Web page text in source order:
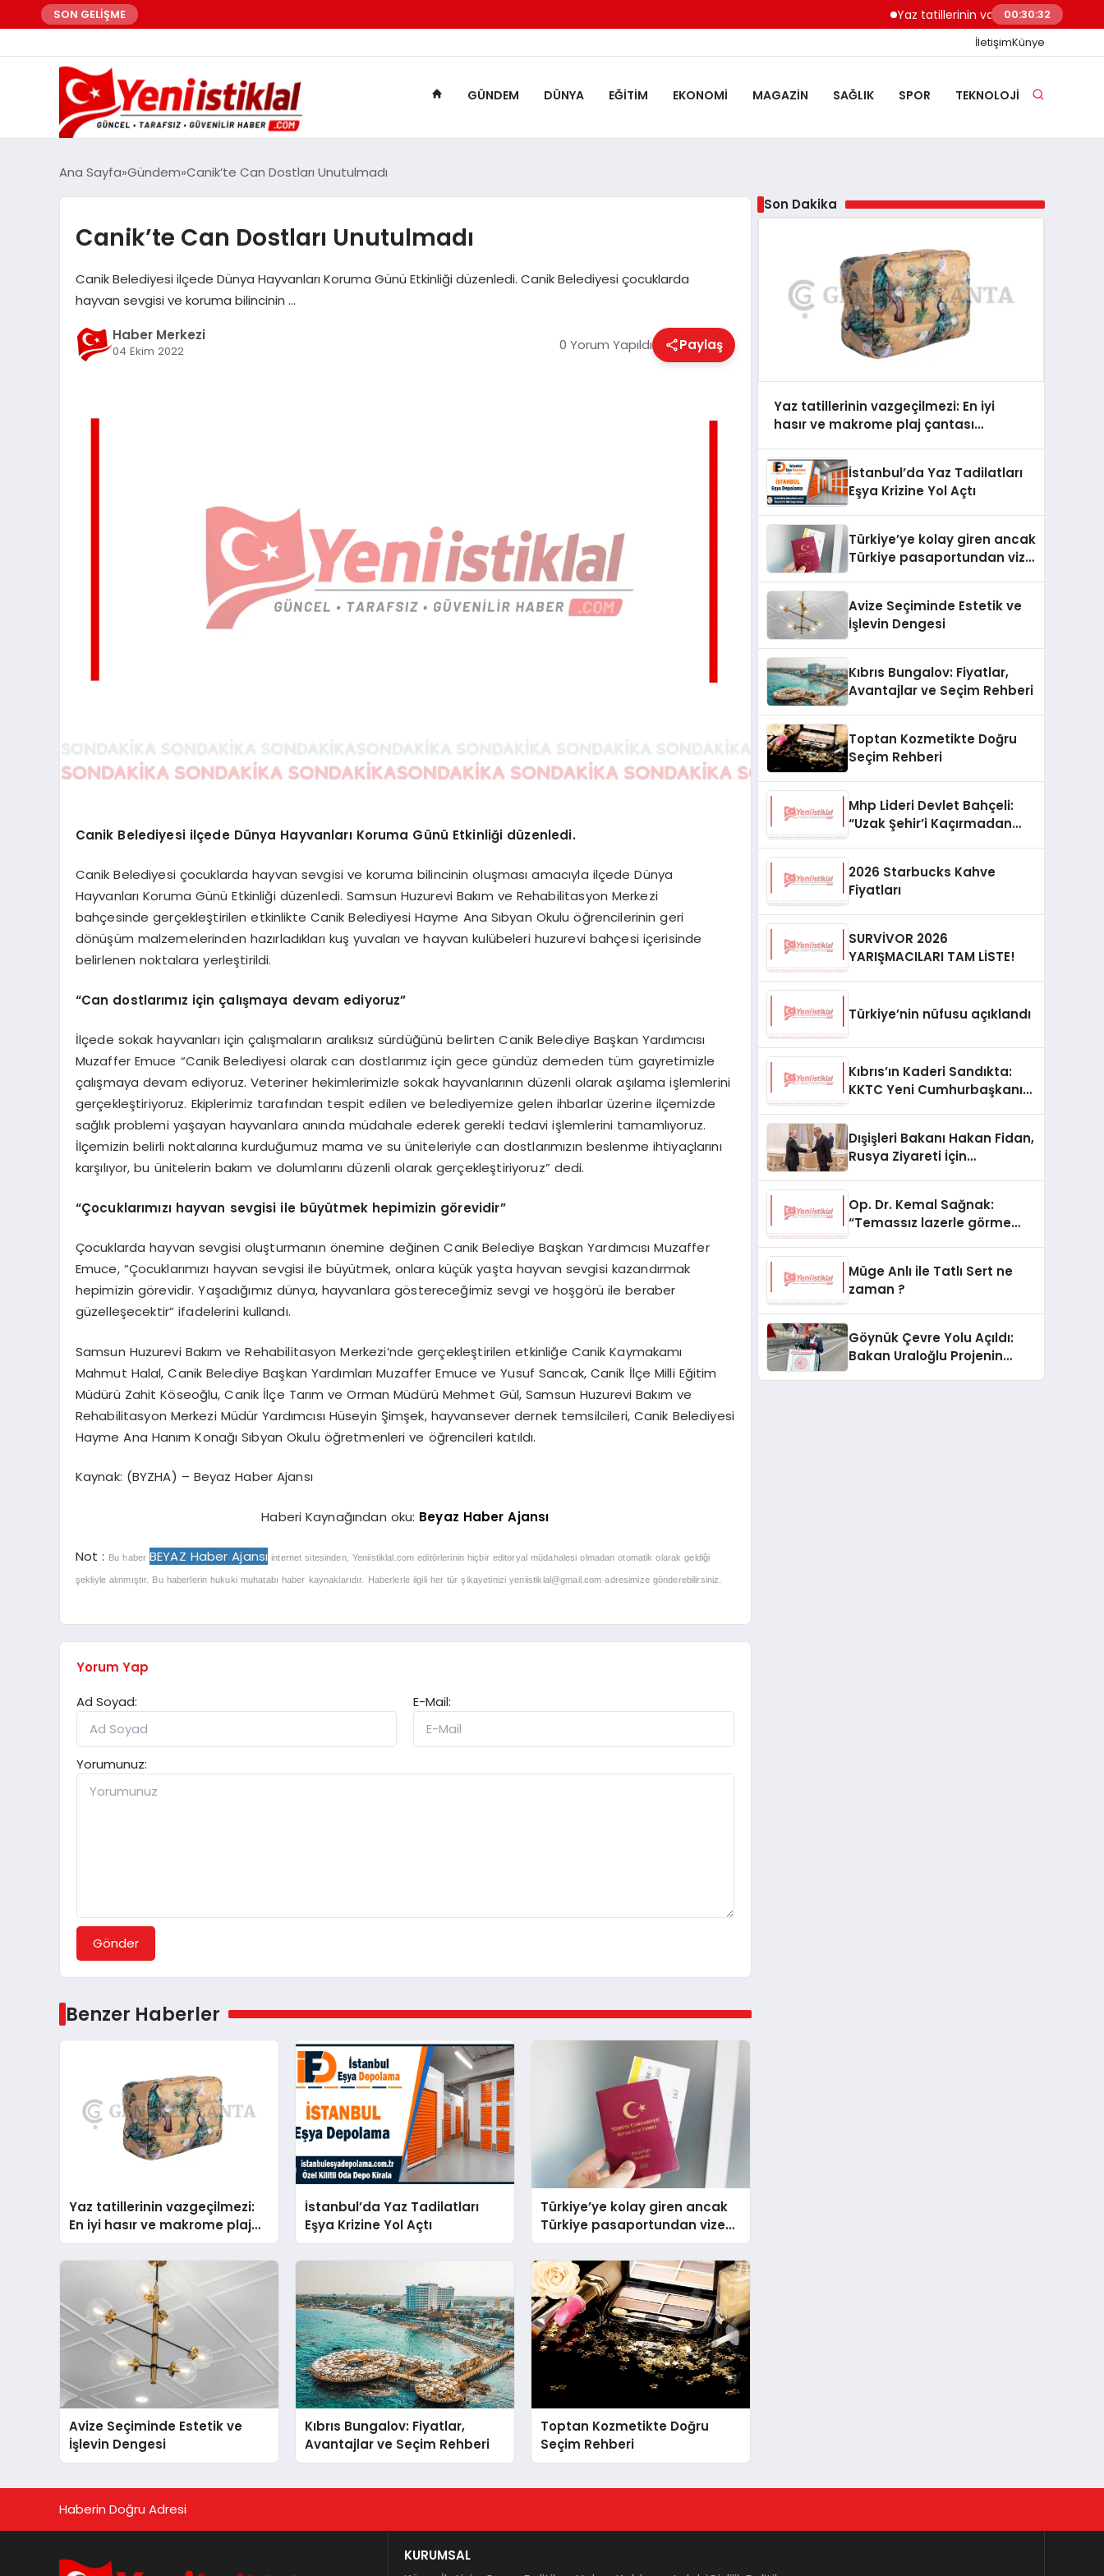
SON GELİŞME Yaz tatillerinin vazgeçilmezi: En iyi hasır
00:30:33
İletişimKünye
GÜNDEM DÜNYA EĞITIM EKONOMI MAGAZIN SAĞLIK SPOR TEKNOLOJI
Ana Sayfa Gündem Canik’te Can Dostları Unutulmadı
Canik’te Can Dostları Unutulmadı
Canik Belediyesi ilçede Dünya Hayvanları Koruma Günü Etkinliği düzenledi. Canik Belediyesi çocuklarda
hayvan sevgisi ve koruma bilincinin …
Haber Merkezi
04 Ekim 2022 0 Yorum Yapıldı Paylaş
Canik Belediyesi ilçede Dünya Hayvanları Koruma Günü Etkinliği düzenledi.
Canik Belediyesi çocuklarda hayvan sevgisi ve koruma bilincinin oluşması amacıyla ilçede Dünya
Hayvanları Koruma Günü Etkinliği düzenledi. Samsun Huzurevi Bakım ve Rehabilitasyon Merkezi
bahçesinde gerçekleştirilen etkinlikte Canik Belediyesi Hayme Ana Sıbyan Okulu öğrencilerinin geri
dönüşüm malzemelerinden hazırladıkları kuş yuvaları ve hayvan kulübeleri huzurevi bahçesi içerisinde
belirlenen noktalara yerleştirildi.
“Can dostlarımız için çalışmaya devam ediyoruz”
İlçede sokak hayvanları için çalışmaların aralıksız sürdüğünü belirten Canik Belediye Başkan Yardımcısı
Muzaffer Emuce “Canik Belediyesi olarak can dostlarımız için gece gündüz demeden tüm gayretimizle
çalışmaya devam ediyoruz. Veteriner hekimlerimizle sokak hayvanlarının düzenli olarak aşılama işlemlerini
gerçekleştiriyoruz. Ekiplerimiz tarafından tespit edilen ve belediyemize gelen ihbarlar üzerine ilçemizde
sağlık problemi yaşayan hayvanlara anında müdahale ederek gerekli tedavi işlemlerini tamamlıyoruz.
İlçemizin belirli noktalarına kurduğumuz mama ve su üniteleriyle can dostlarımızın beslenme ihtiyaçlarını
karşılıyor, bu ünitelerin bakım ve dolumlarını düzenli olarak gerçekleştiriyoruz” dedi.
“Çocuklarımızı hayvan sevgisi ile büyütmek hepimizin görevidir”
Çocuklarda hayvan sevgisi oluşturmanın önemine değinen Canik Belediye Başkan Yardımcısı Muzaffer
Emuce, “Çocuklarımızı hayvan sevgisi ile büyütmek, onlara küçük yaşta hayvan sevgisi kazandırmak
hepimizin görevidir. Yaşadığımız dünya, hayvanlara göstereceğimiz sevgi ve hoşgörü ile beraber
güzelleşecektir” ifadelerini kullandı.
Samsun Huzurevi Bakım ve Rehabilitasyon Merkezi’nde gerçekleştirilen etkinliğe Canik Kaymakamı
Mahmut Halal, Canik Belediye Başkan Yardımları Muzaffer Emuce ve Yusuf Sancak, Canik İlçe Milli Eğitim
Müdürü Zahit Köseoğlu, Canik İlçe Tarım ve Orman Müdürü Mehmet Gül, Samsun Huzurevi Bakım ve
Rehabilitasyon Merkezi Müdür Yardımcısı Hüseyin Şimşek, hayvansever dernek temsilcileri, Canik Belediyesi
Hayme Ana Hanım Konağı Sıbyan Okulu öğretmenleri ve öğrencileri katıldı.
Kaynak: (BYZHA) – Beyaz Haber Ajansı
Haberi Kaynağından oku: Beyaz Haber Ajansı
Not : Bu haber BEYAZ Haber Ajansı internet sitesinden, Yeniistiklal.com editörlerinin hiçbir editoryal müdahalesi olmadan otomatik olarak geldiği
şekliyle alınmıştır. Bu haberlerin hukuki muhatabı haber kaynaklarıdır. Haberlerle ilgili her tür şikayetiniziyeniistiklal@gmail.com adresimize gönderebilirsiniz.
Yorum Yap
Ad Soyad:
E-Mail:
Yorumunuz:
Gönder
Benzer Haberler
Yaz tatillerinin vazgeçilmezi:
En iyi hasır ve makrome plaj
çantası tavsiyeleri
İstanbul’da Yaz Tadilatları
Eşya Krizine Yol Açtı
Türkiye’ye kolay giren ancak
Türkiye pasaportundan vize
isteyen ülkeler hangileri?
Avize Seçiminde Estetik ve
İşlevin Dengesi
Kıbrıs Bungalov: Fiyatlar,
Avantajlar ve Seçim Rehberi
Toptan Kozmetikte Doğru
Seçim Rehberi
Son Dakika
Yaz tatillerinin vazgeçilmezi: En iyi
hasır ve makrome plaj çantası
İstanbul’da Yaz Tadilatları
Eşya Krizine Yol Açtı
Türkiye’ye kolay giren ancak
Türkiye pasaportundan vize
Avize Seçiminde Estetik ve
İşlevin Dengesi
Kıbrıs Bungalov: Fiyatlar,
Avantajlar ve Seçim Rehberi
Toptan Kozmetikte Doğru
Seçim Rehberi
Mhp Lideri Devlet Bahçeli:
“Uzak Şehir’i Kaçırmadan
2026 Starbucks Kahve
Fiyatları
SURVİVOR 2026
YARIŞMACILARI TAM LİSTE!
Türkiye’nin nüfusu açıklandı
Kıbrıs’ın Kaderi Sandıkta:
KKTC Yeni Cumhurbaşkanını
Dışişleri Bakanı Hakan Fidan,
Rusya Ziyareti İçin
Op. Dr. Kemal Sağnak:
“Temassız lazerle görme
Müge Anlı ile Tatlı Sert ne
zaman ?
Göynük Çevre Yolu Açıldı:
Bakan Uraloğlu Projenin
Haberin Doğru Adresi
KURUMSAL